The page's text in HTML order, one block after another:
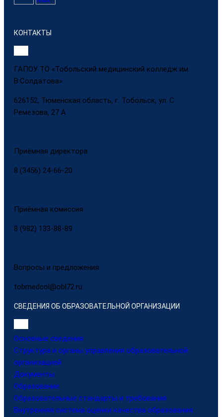
КОНТАКТЫ
ГАПОУ ТО «Тобольский медицинский колледж им.
В.Солдатова»
626152, Тюменская область, г. Тобольск, ул. С.
Ремезова, 27 А
Приёмная директора
8 (3456) 24-66-20
Приёмная комиссия
8 (982) 133-88-89
Вопросы и предложения
tobmedcol@obl72.ru
СВЕДЕНИЯ ОБ ОБРАЗОВАТЕЛЬНОЙ ОРГАНИЗАЦИИ
Основные сведения
Структура и органы управления образовательной
организацией
Документы
Образование
Образовательные стандарты и требования
Внутренняя система оценки качества образования